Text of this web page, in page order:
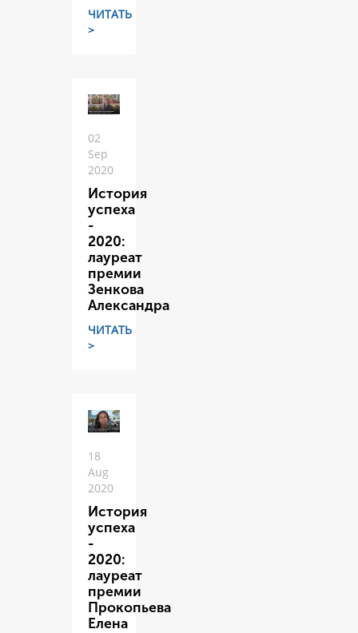
ЧИТАТЬ
>
02
Sep
2020
История
успеха
-
2020:
лауреат
премии
Зенкова
Александра
ЧИТАТЬ
>
18
Aug
2020
История
успеха
-
2020:
лауреат
премии
Прокопьева
Елена